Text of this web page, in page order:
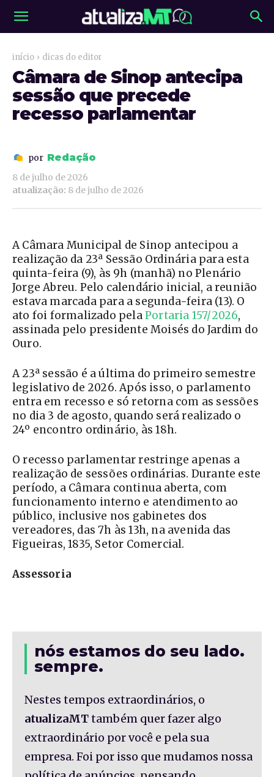
início dicas do editor
Câmara de Sinop antecipa
sessão que precede
recesso parlamentar
por Redação
8 de julho de 2026
atualização: 8 de julho de 2026
A Câmara Municipal de Sinop antecipou a
realização da 23ª Sessão Ordinária para esta
quinta-feira (9), às 9h (manhã) no Plenário
Jorge Abreu. Pelo calendário inicial, a reunião
estava marcada para a segunda-feira (13). O
ato foi formalizado pelaPortaria 157/2026,
assinada pelo presidente Moisés do Jardim do
Ouro.
A 23ª sessão é a última do primeiro semestre
legislativo de 2026. Após isso, o parlamento
entra em recesso e só retorna com as sessões
no dia 3 de agosto, quando será realizado o
24º encontro ordinário, às 18h.
O recesso parlamentar restringe apenas a
realização de sessões ordinárias. Durante este
período, a Câmara continua aberta, com
funcionamento interno e atendimento ao
público, inclusive nos gabinetes dos
vereadores, das 7h às 13h, na avenida das
Figueiras, 1835, Setor Comercial.
Assessoria
nós estamos do seu lado.
sempre.
Nestes tempos extraordinários, o
atualizaMTtambém quer fazer algo
extraordinário por você e pela sua
empresa. Foi por isso que mudamos nossa